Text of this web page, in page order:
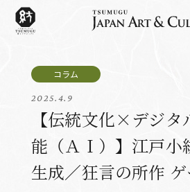
2025.4.9
【伝統文化×デジタ
能（ＡＩ）】江戸小
生成／狂言の所作